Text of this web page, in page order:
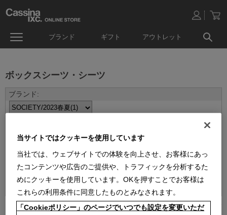
ブランド ギフト アウトレット
ボックスシーツ・シーツ
1件あります
当サイトではクッキーを使用しています
当社では、ウェブサイトでの体験を向上させ、お客様にあっ
たコンテンツや広告のご提供や、トラフィックを分析するた
めにクッキーを使用しています。OKを押すことでお客様は
これらの利用条件に同意したものとみなされます。
「Cookieポリシー」のページでいつでも設定を変更いただ